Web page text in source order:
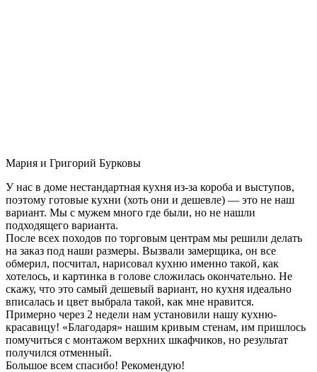
Мария и Григорий Бурковы
У нас в доме нестандартная кухня из-за короба и выступов,
поэтому готовые кухни (хоть они и дешевле) — это не наш
вариант. Мы с мужем много где были, но не нашли
подходящего варианта.
После всех походов по торговым центрам мы решили делать
на заказ под наши размеры. Вызвали замерщика, он все
обмерил, посчитал, нарисовал кухню именно такой, как
хотелось, и картинка в голове сложилась окончательно. Не
скажу, что это самый дешевый вариант, но кухня идеально
вписалась и цвет выбрала такой, как мне нравится.
Примерно через 2 недели нам установили нашу кухню-
красавицу! «Благодаря» нашим кривым стенам, им пришлось
помучиться с монтажом верхних шкафчиков, но результат
получился отменный.
Большое всем спасибо! Рекомендую!